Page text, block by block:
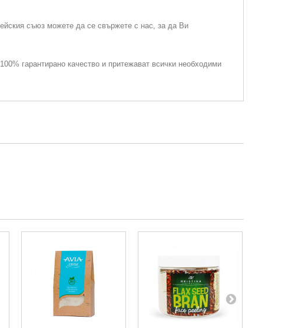
съюз можете да се свържете с нас, за да Ви
гарантирано качество и притежават всички необходими